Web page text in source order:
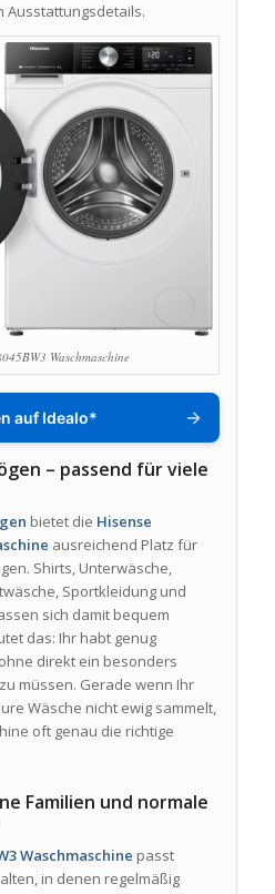
Ausstattungsdetails.
Waschmaschine
auf Idealo* →
– passend für viele
bietet die Hisense
ausreichend Platz für
Shirts, Unterwäsche,
Sportkleidung und
sich damit bequem
das: Ihr habt genug
direkt ein besonders
müssen. Gerade wenn Ihr
Wäsche nicht ewig sammelt,
oft genau die richtige
Familien und normale
Waschmaschine passt
in denen regelmäßig